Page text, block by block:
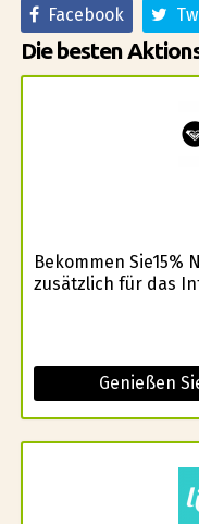
Facebook
Die besten
Bekommen Sie15%
zusätzlich für das
Genießen